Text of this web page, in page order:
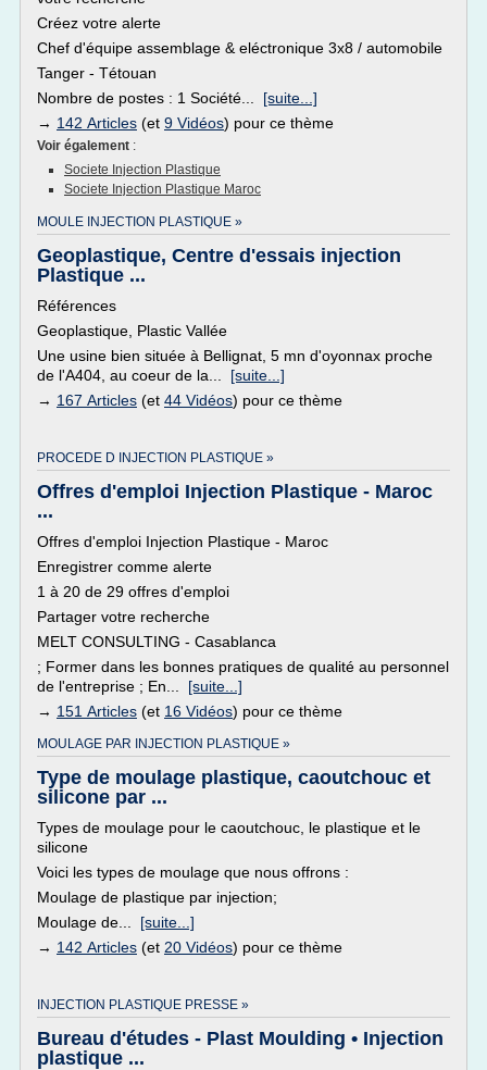
Créez votre alerte
Chef d'équipe assemblage & eléctronique 3x8 / automobile
Tanger - Tétouan
Nombre de postes : 1 Société... [suite...]
→ 142 Articles (et 9 Vidéos) pour ce thème
Voir également :
Societe Injection Plastique
Societe Injection Plastique Maroc
MOULE INJECTION PLASTIQUE »
Geoplastique, Centre d'essais injection
Plastique ...
Références
Geoplastique, Plastic Vallée
Une usine bien située à Bellignat, 5 mn d'oyonnax proche
de l'A404, au coeur de la... [suite...]
→ 167 Articles (et 44 Vidéos) pour ce thème
PROCEDE D INJECTION PLASTIQUE »
Offres d'emploi Injection Plastique - Maroc
...
Offres d'emploi Injection Plastique - Maroc
Enregistrer comme alerte
1 à 20 de 29 offres d'emploi
Partager votre recherche
MELT CONSULTING - Casablanca
; Former dans les bonnes pratiques de qualité au personnel
de l'entreprise ; En... [suite...]
→ 151 Articles (et 16 Vidéos) pour ce thème
MOULAGE PAR INJECTION PLASTIQUE »
Type de moulage plastique, caoutchouc et
silicone par ...
Types de moulage pour le caoutchouc, le plastique et le
silicone
Voici les types de moulage que nous offrons :
Moulage de plastique par injection;
Moulage de... [suite...]
→ 142 Articles (et 20 Vidéos) pour ce thème
INJECTION PLASTIQUE PRESSE »
Bureau d'études - Plast Moulding • Injection
plastique ...